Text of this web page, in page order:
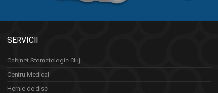
SERVICII
Cabinet Stomatologic Cluj
Centru Medical
Hernie de disc